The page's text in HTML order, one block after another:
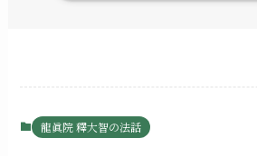
龍眞院 釋大智の法話